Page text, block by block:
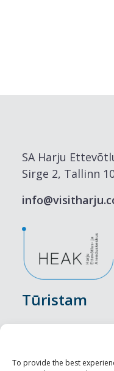
To provide the best
SA Harju
Sirge 2, Tallinn
Tūristam
Nakšņošana